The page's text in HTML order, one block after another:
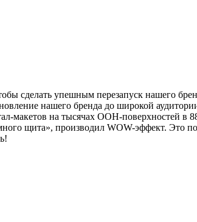
сделать упешным перезапуск нашего
нашего бренда до широкой
на тысячах OOH-поверхностей в
щита», производил WOW-эффект. Это